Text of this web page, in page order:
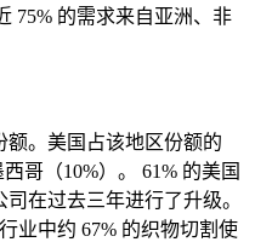
75% 的需求来自亚洲、非
额。美国占该地区份额的
哥（10%）。 61% 的美国
在过去三年进行了升级。
业中约 67% 的织物切割使